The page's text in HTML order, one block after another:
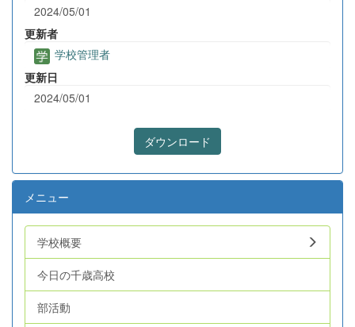
2024/05/01
更新者
学校管理者
更新日
2024/05/01
ダウンロード
メニュー
学校概要
今日の千歳高校
部活動